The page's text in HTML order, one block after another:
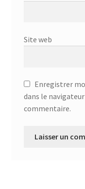
Site web
Enregistrer
dans le
commentaire.